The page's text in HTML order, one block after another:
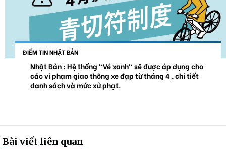
ĐIỂM TIN NHẬT BẢN
Nhật Bản : Hệ thống "Vé xanh" sẽ được áp dụng cho
các vi phạm giao thông xe đạp từ tháng 4 , chi tiết
danh sách và mức xử phạt.
Bài viết liên quan